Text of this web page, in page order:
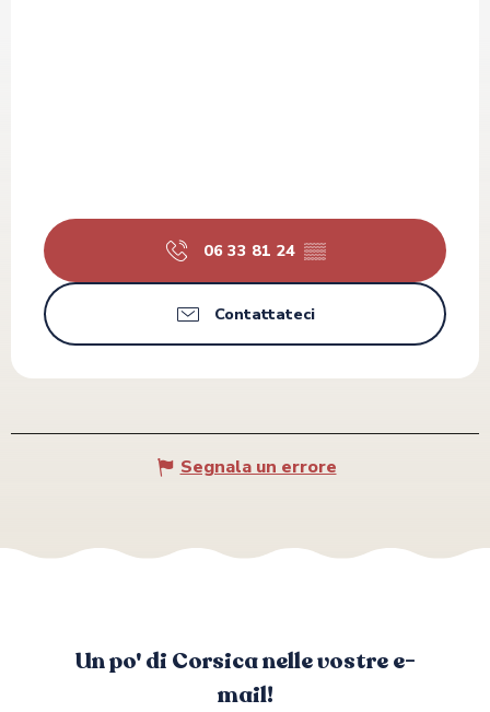
06 33 81 24 ▒▒
Contattateci
Segnala un errore
Un po' di Corsica nelle vostre e-
mail!